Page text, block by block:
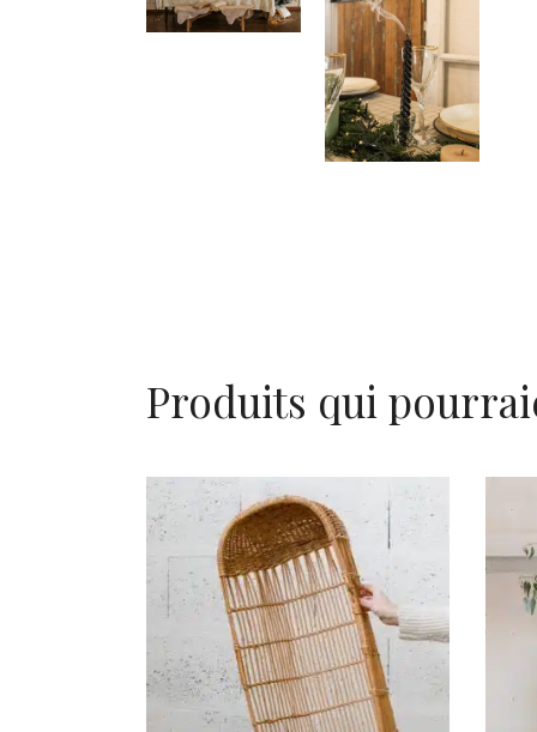
Produits qui
AJOUTER AU PANIER